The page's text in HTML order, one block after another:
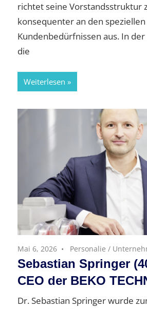
richtet seine Vorstandsstruktur
konsequenter an den speziellen
Kundenbedürfnissen aus. In
die
Weiterlesen
Mai 6, 2026 Personalie /
Sebastian Springer
CEO der BEKO
Dr. Sebastian Springer wurde